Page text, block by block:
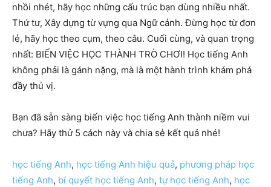
nhồi nhét, hãy học những cấu trúc bạn dùng nhiều nhất.
Thứ tư, Xây dựng từ vựng qua Ngữ cảnh. Đừng học từ đơn
lẻ, hãy học theo cụm, theo câu. Cuối cùng, và quan trọng
nhất: BIẾN VIỆC HỌC THÀNH TRÒ CHƠI! Học tiếng Anh
không phải là gánh nặng, mà là một hành trình khám phá
đầy thú vị.
Bạn đã sẵn sàng biến việc học tiếng Anh thành niềm vui
chưa? Hãy thử 5 cách này và chia sẻ kết quả nhé!
học tiếng Anh, học tiếng Anh hiệu quả, phương pháp học
tiếng Anh, bí quyết học tiếng Anh, tự học tiếng Anh, học